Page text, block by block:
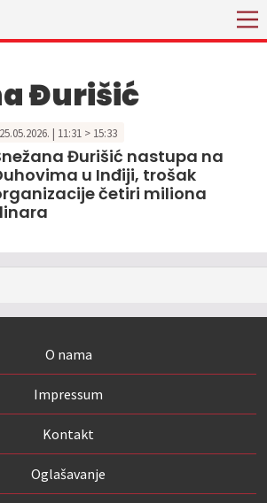
Đurišić
25.05.2026. | 11:31 > 15:33
Đurišić nastupa na
u Inđiji, trošak
četiri miliona
O nama
Impressum
Kontakt
Oglašavanje